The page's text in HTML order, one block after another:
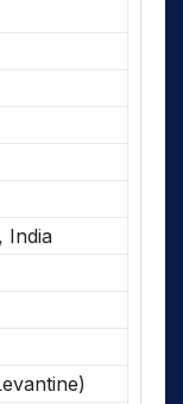
India